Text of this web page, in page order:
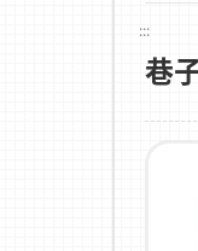
:::
巷